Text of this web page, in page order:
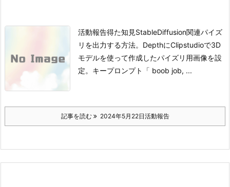
活動報告得た知見StableDiffusion関連パイズ
リを出力する方法。 DepthにClipstudioで3D
モデルを使って作成したパイズリ用画像を設
定。 キープロンプト 「 boob job, ...
記事を読む 2024年5月22日活動報告